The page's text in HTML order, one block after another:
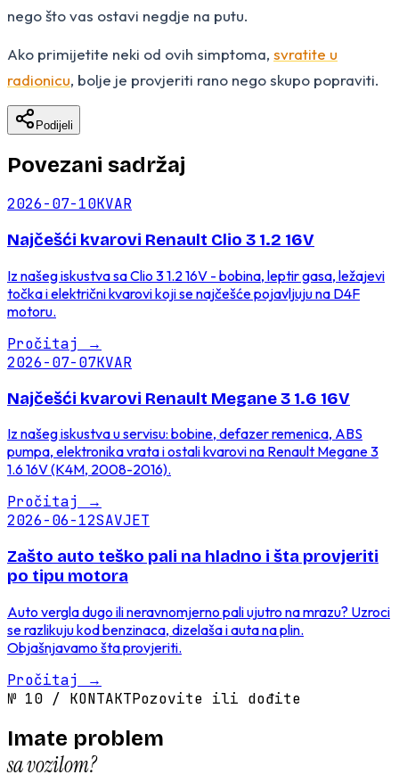
nego što vas ostavi negdje na putu.
Ako primijetite neki od ovih simptoma, svratite u
radionicu, bolje je provjeriti rano nego skupo popraviti.
Podijeli
Povezani sadržaj
2026-07-10KVAR
Najčešći kvarovi Renault Clio 3 1.2 16V
Iz našeg iskustva sa Clio 3 1.2 16V - bobina, leptir gasa, ležajevi
točka i električni kvarovi koji se najčešće pojavljuju na D4F
motoru.
Pročitaj →
2026-07-07KVAR
Najčešći kvarovi Renault Megane 3 1.6 16V
Iz našeg iskustva u servisu: bobine, defazer remenica, ABS
pumpa, elektronika vrata i ostali kvarovi na Renault Megane 3
1.6 16V (K4M, 2008-2016).
Pročitaj →
2026-06-12SAVJET
Zašto auto teško pali na hladno i šta provjeriti
po tipu motora
Auto vergla dugo ili neravnomjerno pali ujutro na mrazu? Uzroci
se razlikuju kod benzinaca, dizelaša i auta na plin.
Objašnjavamo šta provjeriti.
Pročitaj →
№ 10 / KONTAKTPozovite ili dođite
Imate problem
sa vozilom?